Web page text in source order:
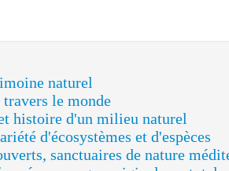
paysages originels ou totalement modernes
et bâties, des milieux à part entière
garrigue
faune et flore accrochées à un désert
sous la garrigue, un écosystème
et refuge d'espèces méditerranéennes
de la flore